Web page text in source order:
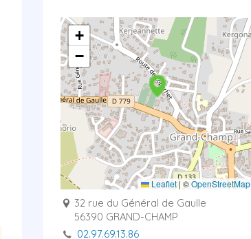
+
−
Leaflet| ©OpenStreetMap
32 rue du Général de Gaulle
56390 GRAND-CHAMP
02.97.69.13.86